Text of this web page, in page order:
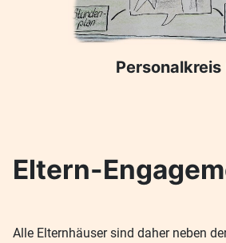
Personalkreis
Eltern-
Alle Elternhäuser sind daher neben